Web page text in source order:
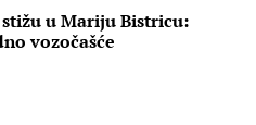
u Mariju Bistricu:
vozočašće